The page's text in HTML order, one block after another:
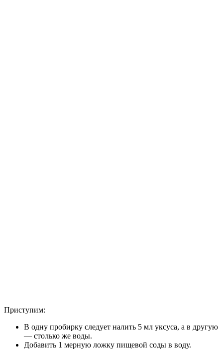
Приступим:
В одну пробирку следует налить 5 мл уксуса, а в другую
— столько же воды.
Добавить 1 мерную ложку пищевой соды в воду.